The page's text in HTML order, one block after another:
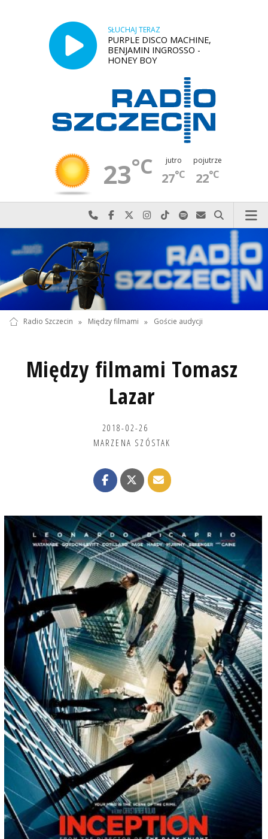
SŁUCHAJ TERAZ
PURPLE DISCO MACHINE,
BENJAMIN INGROSSO -
HONEY BOY
23°C jutro
27°C
pojutrze
22°C
Najlepiej po prostu do nas zadzwoń
Odwiedź nas na Facebook-u
Odwiedź nas na X
Odwiedź nas na Instagram-ie
Odwiedź nas na TikTok-u
Szukaj nas na Spotify
Wyślij do nas
Szukaj
Radio Szczecin » Między filmami » Goście audycji
Między filmami Tomasz
Lazar
2018-02-26
MARZENA SZÓSTAK